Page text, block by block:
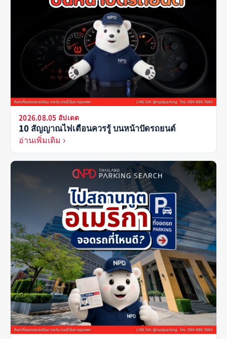
2026.08.05 อัปเดต
10 สัญญาณไฟเตือนควรรู้ บนหน้าปัดรถยนต์
อ่านเพิ่มเติม ›